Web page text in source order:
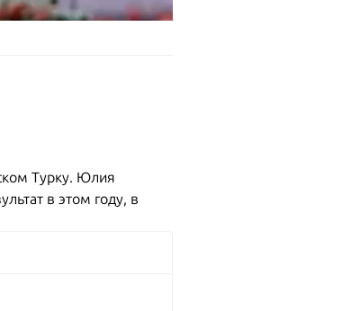
Турку. Юлия
в этом году, в